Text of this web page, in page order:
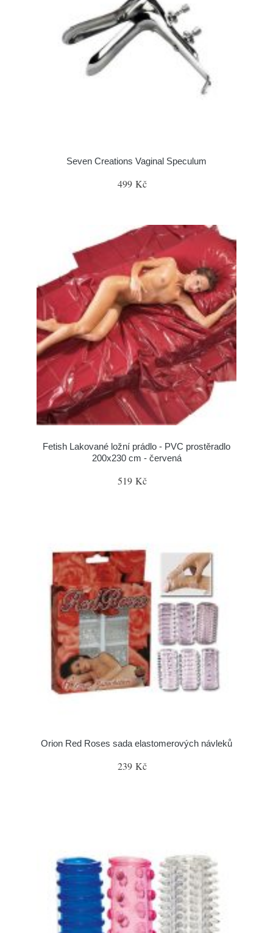
Seven Creations Vaginal Speculum
499 Kč
Fetish Lakované ložní prádlo - PVC prostěradlo
200x230 cm - červená
519 Kč
Orion Red Roses sada elastomerových návleků
239 Kč